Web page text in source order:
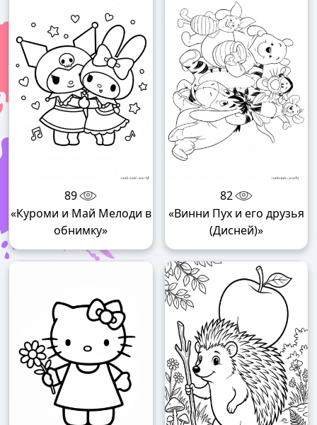
89
«Куроми и Май Мелоди в
обнимку»
82
«Винни Пух и его друзья
(Дисней)»